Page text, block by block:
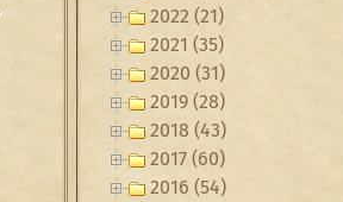
2022 (21)
2021 (35)
2020 (31)
2019 (28)
2018 (43)
2017 (60)
2016 (54)